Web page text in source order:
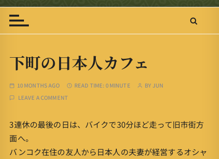
t
n
下町の日本人カフェ
10 MONTHS AGO READ TIME:0 MINUTE BYJUN
LEAVE A COMMENT
3連休の最後の日は、バイクで30分ほど走って旧市街方
面へ。
バンコク在住の友人から日本人の夫妻が経営するオシャ